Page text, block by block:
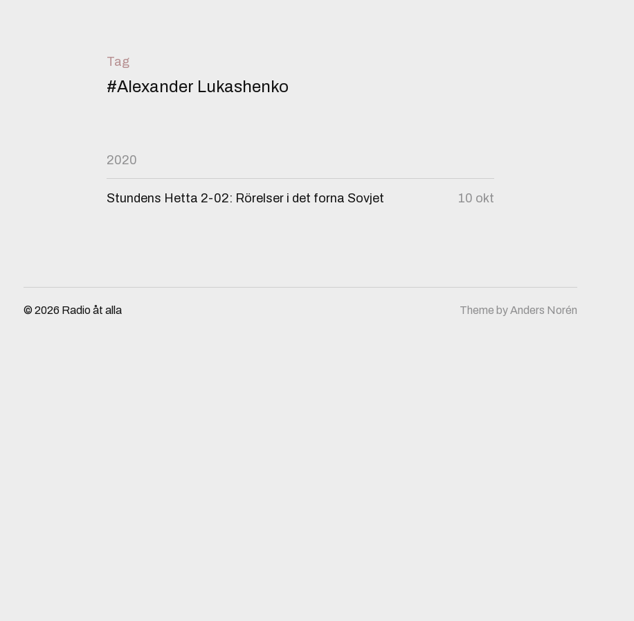
Tag
#Alexander Lukashenko
2020
Stundens Hetta 2-02: Rörelser i det forna Sovjet 10 okt
© 2026 Radio åt alla Theme byAnders Norén